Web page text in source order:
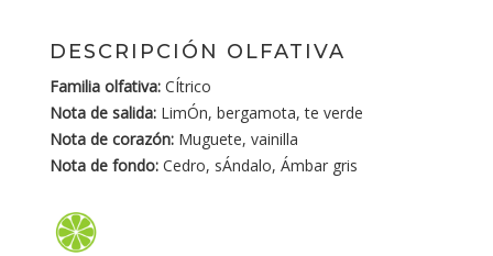
DESCRIPCIÓN OLFATIVA
Familia olfativa: CÍtrico
Nota de salida: LimÓn, bergamota, te verde
Nota de corazón: Muguete, vainilla
Nota de fondo: Cedro, sÁndalo, Ámbar gris